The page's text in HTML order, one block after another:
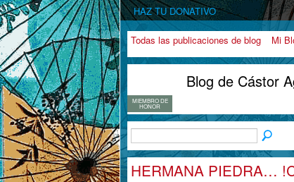
HAZ TU DONATIVO
Todas las publicaciones de blog Mi
MIEMBRO DE
HONOR
Blog de Cástor
HERMANA PIEDRA…